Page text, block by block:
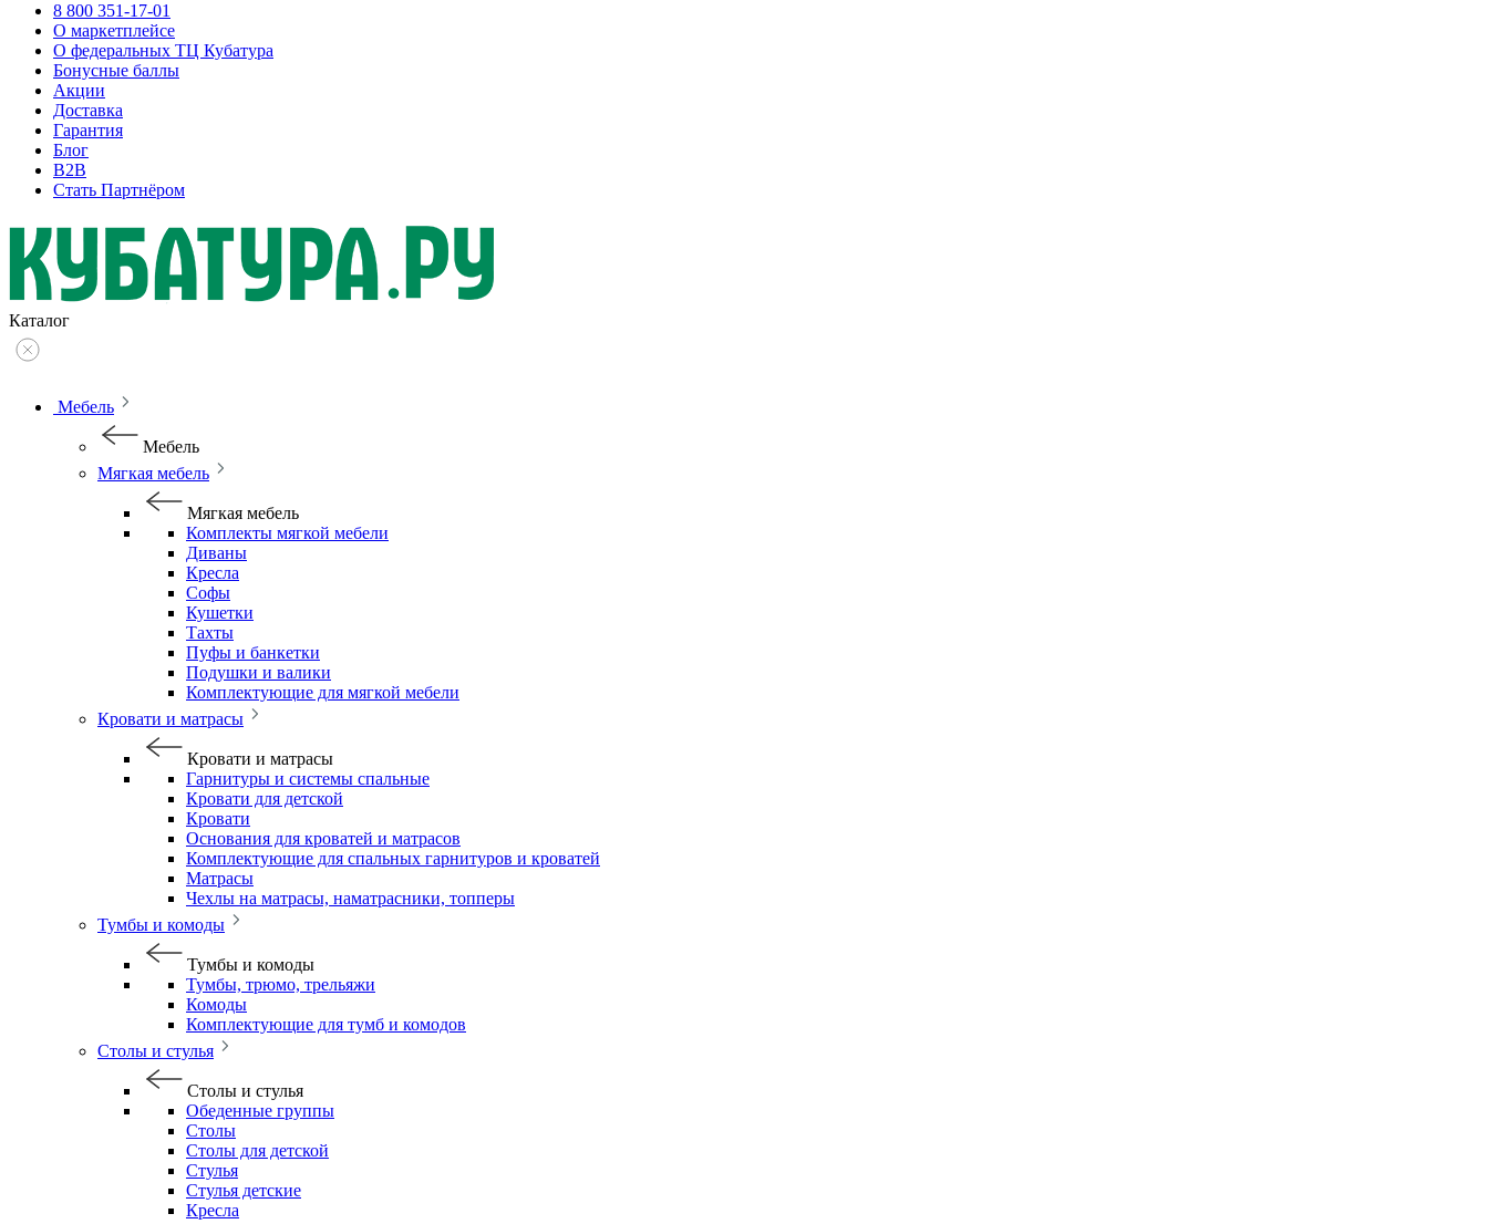
8 800 351-17-01
О маркетплейсе
О федеральных ТЦ Кубатура
Бонусные баллы
Акции
Доставка
Гарантия
Блог
B2B
Стать Партнёром
Каталог
Мебель
Мебель
Мягкая мебель
Мягкая мебель
Комплекты мягкой мебели
Диваны
Кресла
Софы
Кушетки
Тахты
Пуфы и банкетки
Подушки и валики
Комплектующие для мягкой мебели
Кровати и матрасы
Кровати и матрасы
Гарнитуры и системы спальные
Кровати для детской
Кровати
Основания для кроватей и матрасов
Комплектующие для спальных гарнитуров и кроватей
Матрасы
Чехлы на матрасы, наматрасники, топперы
Тумбы и комоды
Тумбы и комоды
Тумбы, трюмо, трельяжи
Комоды
Комплектующие для тумб и комодов
Столы и стулья
Столы и стулья
Обеденные группы
Столы
Столы для детской
Стулья
Стулья детские
Кресла